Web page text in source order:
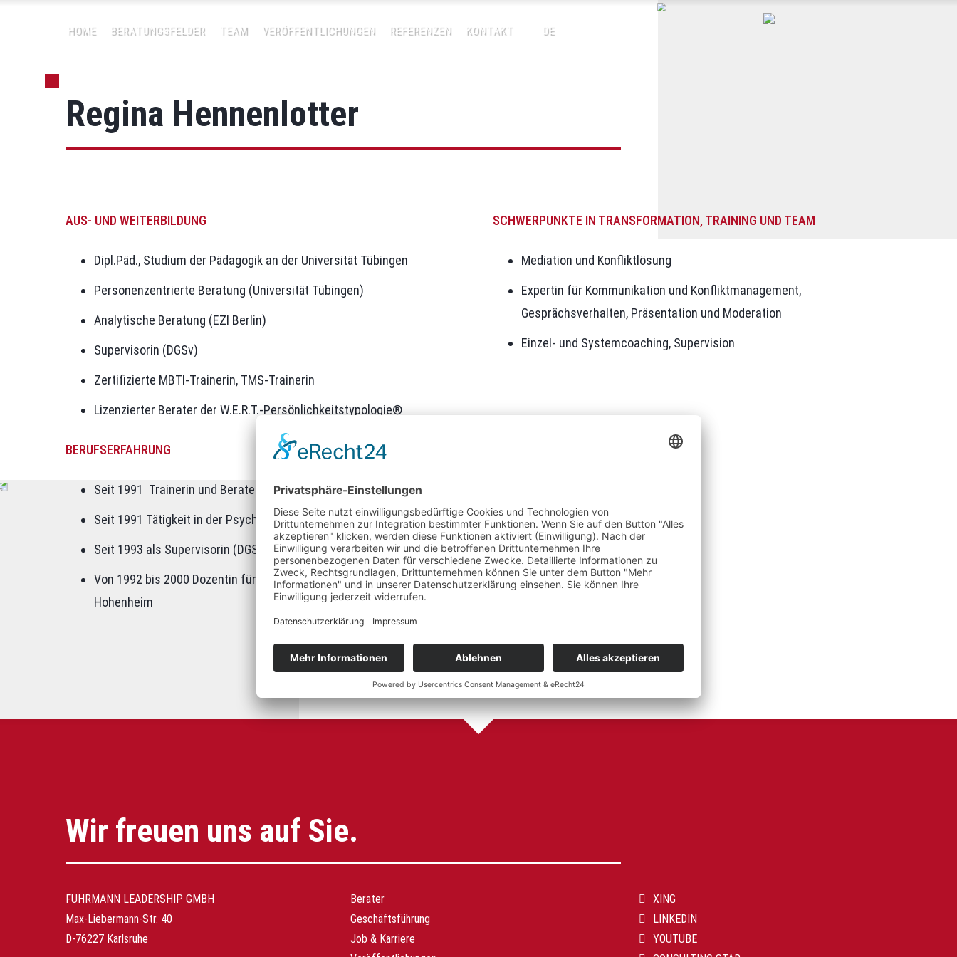
HOME BERATUNGSFELDER TEAM VERÖFFENTLICHUNGEN REFERENZEN KONTAKT DE
Regina Hennenlotter
AUS- UND WEITERBILDUNG
Dipl.Päd., Studium der Pädagogik an der Universität Tübingen
Personenzentrierte Beratung (Universität Tübingen)
Analytische Beratung (EZI Berlin)
Supervisorin (DGSv)
Zertifizierte MBTI-Trainerin, TMS-Trainerin
Lizenzierter Berater der W.E.R.T.-Persönlichkeitstypologie®
BERUFSERFAHRUNG
Seit 1991 Trainerin und Beraterin
Seit 1991 Tätigkeit in der Psychologischen Beratung
Seit 1993 als Supervisorin (DGSv) tätig
Von 1992 bis 2000 Dozentin für Beratungsausbildung, Universität
Hohenheim
SCHWERPUNKTE IN TRANSFORMATION, TRAINING UND TEAM
Mediation und Konfliktlösung
Expertin für Kommunikation und Konfliktmanagement,
Gesprächsverhalten, Präsentation und Moderation
Einzel- und Systemcoaching, Supervision
Wir freuen uns auf Sie.
FUHRMANN LEADERSHIP GMBH
Max-Liebermann-Str. 40
D-76227 Karlsruhe
Berater
Geschäftsführung
Job & Karriere
XING
LINKEDIN
YOUTUBE